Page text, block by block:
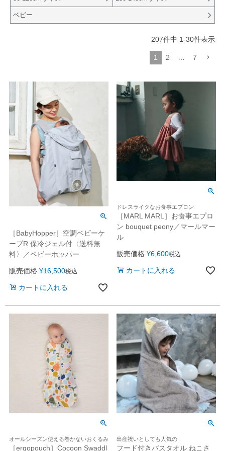
ベビー
207件中 1-30件表示
1 2 7
［BabyHopper］空調ベビーケ
ープR 保冷ジェル付〈送料無
料〉／ベビーホッパー
販売価格 ¥16,500税込
カートに入れる
ドレスライクなお食事エプロン
［MARL MARL］お食事エプロ
ン bouquet peony／マールマー
ル
販売価格 ¥6,600税込
カートに入れる
オールシーズン使える巻かないおくるみ
［ergopouch］Cocoon Swaddl
出産祝いとしても人気の
フード付きバスタオル ねこさ